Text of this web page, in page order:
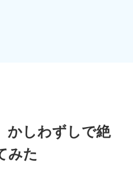
かしわずしで絶
みた